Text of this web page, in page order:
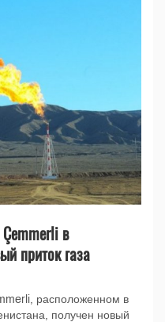
в
приток газа
расположенном в
получен новый